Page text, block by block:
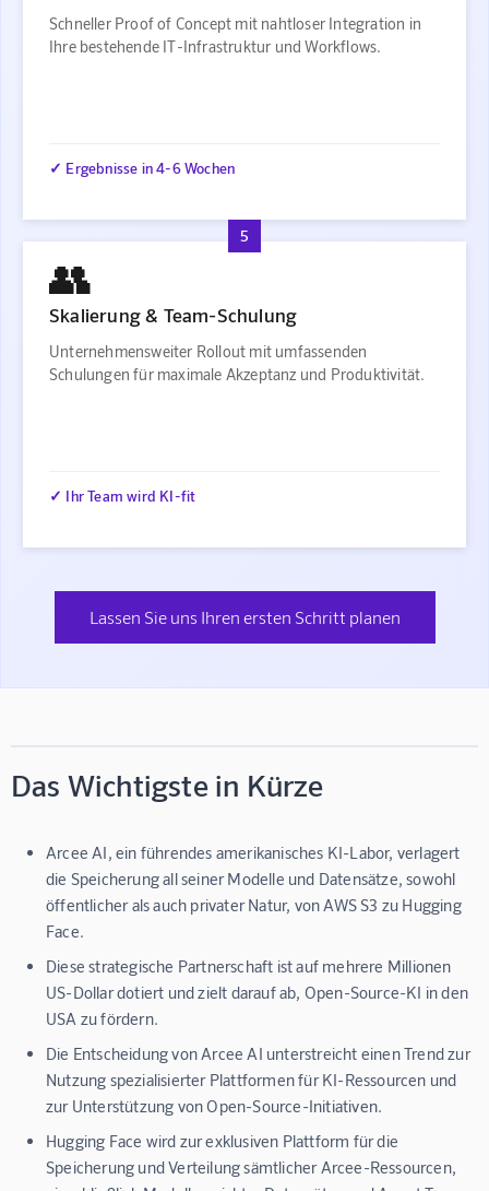
Schneller Proof of Concept mit nahtloser Integration in
Ihre bestehende IT-Infrastruktur und Workflows.
✓ Ergebnisse in 4-6 Wochen
5
👥
Skalierung & Team-Schulung
Unternehmensweiter Rollout mit umfassenden
Schulungen für maximale Akzeptanz und Produktivität.
✓ Ihr Team wird KI-fit
Lassen Sie uns Ihren ersten Schritt planen
Das Wichtigste in Kürze
Arcee AI, ein führendes amerikanisches KI-Labor, verlagert
die Speicherung all seiner Modelle und Datensätze, sowohl
öffentlicher als auch privater Natur, von AWS S3 zu Hugging
Face.
Diese strategische Partnerschaft ist auf mehrere Millionen
US-Dollar dotiert und zielt darauf ab, Open-Source-KI in den
USA zu fördern.
Die Entscheidung von Arcee AI unterstreicht einen Trend zur
Nutzung spezialisierter Plattformen für KI-Ressourcen und
zur Unterstützung von Open-Source-Initiativen.
Hugging Face wird zur exklusiven Plattform für die
Speicherung und Verteilung sämtlicher Arcee-Ressourcen,